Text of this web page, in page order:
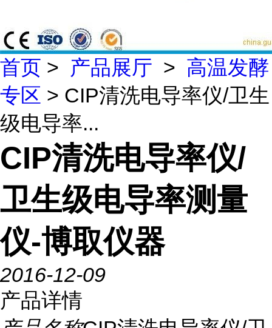
首页 > 产品展厅 > 高温发酵
专区 > CIP清洗电导率仪/卫生
级电导率...
CIP清洗电导率仪/
卫生级电导率测量
仪-博取仪器
2016-12-09
产品详情